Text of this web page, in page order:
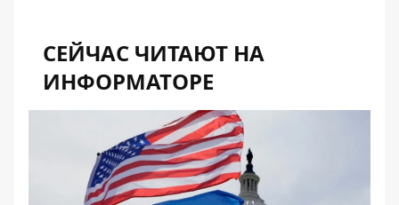
СЕЙЧАС ЧИТАЮТ НА
ИНФОРМАТОРЕ